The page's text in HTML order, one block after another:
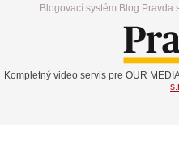
Blogovací systém
Kompletný video servis pre OUR